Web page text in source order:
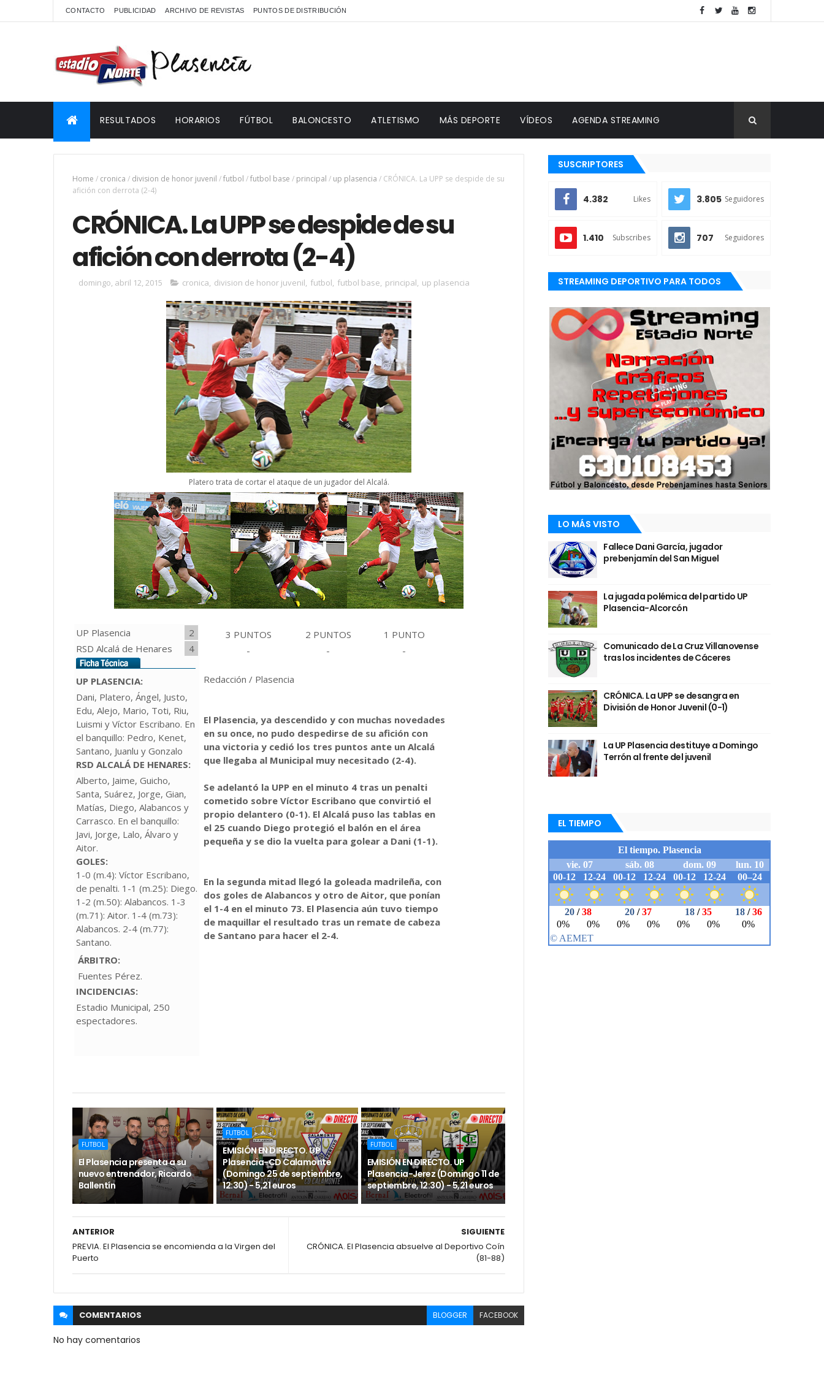
CONTACTO PUBLICIDAD ARCHIVO DE REVISTAS PUNTOS DE DISTRIBUCIÓN
RESULTADOS HORARIOS FÚTBOL BALONCESTO ATLETISMO MÁS DEPORTE VÍDEOS AGENDA STREAMING
Home / cronica / division de honor juvenil /futbol /futbol base / principal / up plasencia / CRÓNICA. La UPP se despide de su
afición con derrota (2-4)
CRÓNICA. La UPP se despide de su
afición con derrota (2-4)
domingo, abril 12, 2015 cronica, division de honor juvenil, futbol, futbol base, principal, up plasencia
Platero trata de cortar el ataque de un jugador del Alcalá.
UP Plasencia
2
RSD Alcalá de Henares
4
UP PLASENCIA:
Dani, Platero, Ángel, Justo,
Edu, Alejo, Mario, Toti, Riu,
Luismi y Víctor Escribano. En
el banquillo: Pedro, Kenet,
Santano, Juanlu y Gonzalo
RSD ALCALÁ DE HENARES:
Alberto, Jaime, Guicho,
Santa, Suárez, Jorge, Gian,
Matías, Diego, Alabancos y
Carrasco. En el banquillo:
Javi, Jorge, Lalo, Álvaro y
Aitor.
GOLES:
1-0 (m.4): Víctor Escribano,
de penalti. 1-1 (m.25): Diego.
1-2 (m.50): Alabancos. 1-3
(m.71): Aitor. 1-4 (m.73):
Alabancos. 2-4 (m.77):
Santano.
ÁRBITRO:
Fuentes Pérez.
INCIDENCIAS:
Estadio Municipal, 250
espectadores.
3 PUNTOS 2 PUNTOS
1 PUNTO
-
- -
Redacción / Plasencia
El Plasencia, ya descendido y con muchas novedades
en su once, no pudo despedirse de su afición con
una victoria y cedió los tres puntos ante un Alcalá
que llegaba al Municipal muy necesitado (2-4).
Se adelantó la UPP en el minuto 4 tras un penalti
cometido sobre Víctor Escribano que convirtió el
propio delantero (0-1). El Alcalá puso las tablas en
el 25 cuando Diego protegió el balón en el área
pequeña y se dio la vuelta para golear a Dani (1-1).
En la segunda mitad llegó la goleada madrileña, con
dos goles de Alabancos y otro de Aitor, que ponían
el 1-4 en el minuto 73. El Plasencia aún tuvo tiempo
de maquillar el resultado tras un remate de cabeza
de Santano para hacer el 2-4.
FUTBOL
El Plasencia presenta a su
nuevo entrenador, Ricardo
Ballentín
FUTBOL
EMISIÓN EN DIRECTO. UP
Plasencia-CD Calamonte
(Domingo 25 de septiembre,
12:30) - 5,21 euros
FUTBOL
EMISIÓN EN DIRECTO. UP
Plasencia-Jerez (Domingo 11 de
septiembre, 12:30) - 5,21 euros
SIGUIENTE
CRÓNICA. El Plasencia absuelve al Deportivo Coín
(81-88)
ANTERIOR
PREVIA. El Plasencia se encomienda a la Virgen del
Puerto
COMENTARIOS BLOGGER FACEBOOK
No hay comentarios
SUSCRIPTORES
4.382 Likes 3.805 Seguidores
1.410 Subscribes 707 Seguidores
STREAMING DEPORTIVO PARA TODOS
LO MÁS VISTO
Fallece Dani García, jugador
prebenjamín del San Miguel
La jugada polémica del partido UP
Plasencia-Alcorcón
Comunicado de La Cruz Villanovense
tras los incidentes de Cáceres
CRÓNICA. La UPP se desangra en
División de Honor Juvenil (0-1)
La UP Plasencia destituye a Domingo
Terrón al frente del juvenil
EL TIEMPO